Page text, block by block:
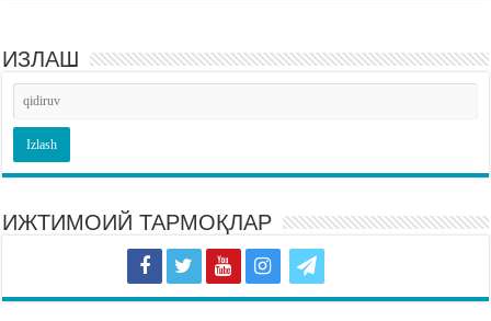
ИЗЛАШ
ИЖТИМОИЙ ТАРМОҚЛАР